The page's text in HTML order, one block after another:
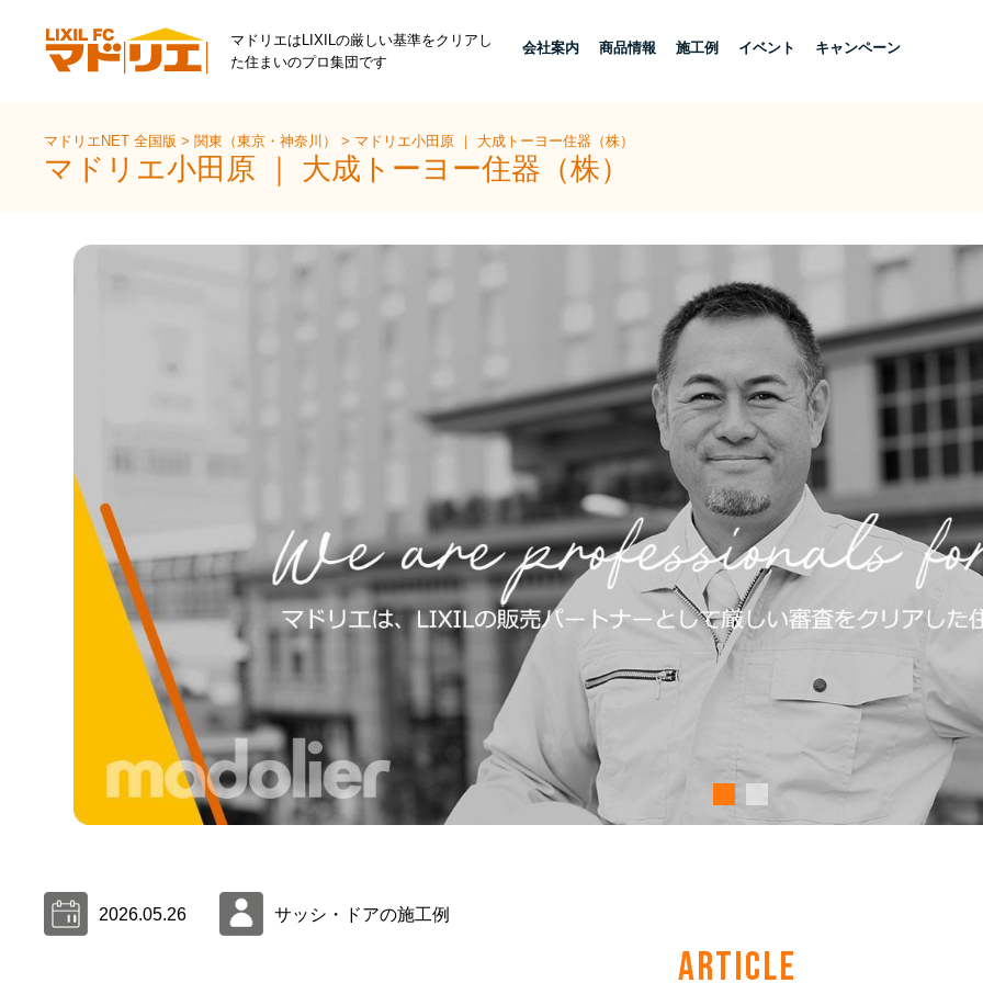
マドリエはLIXILの厳しい基準をクリアし
た住まいのプロ集団です
会社案内 商品情報 施工例 イベント キャンペーン
マドリエNET 全国版>関東（東京・神奈川）> マドリエ小田原 ｜ 大成トーヨー住器（株）
マドリエ小田原 ｜ 大成トーヨー住器（株）
2026.05.26 サッシ・ドアの施工例
ARTICLE